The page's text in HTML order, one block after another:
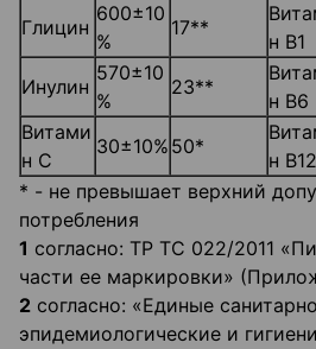
Глицин
600±10
%
17**
н В1
Инулин
570±10
%
23**
н В6
Витами
н С
30±10% 50*
н В12
* - не превышает верхний
потребления
1 согласно: ТР ТС 022/2011
части ее маркировки»
2 согласно: «Единые
эпидемиологические и